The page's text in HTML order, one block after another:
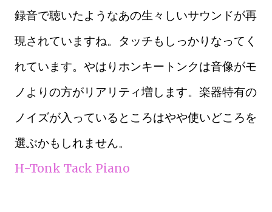
録音で聴いたようなあの生々しいサウンドが再
現されていますね。タッチもしっかりなってく
れています。やはりホンキートンクは音像がモ
ノよりの方がリアリティ増します。楽器特有の
ノイズが入っているところはやや使いどころを
選ぶかもしれません。
H-Tonk Tack Piano